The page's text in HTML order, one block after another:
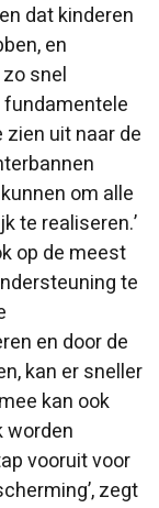
dat kinderen
en
snel
zien uit naar de
om alle
te realiseren.’
op de meest
te
en door de
kan er sneller
kan ook
worden
vooruit voor
zegt